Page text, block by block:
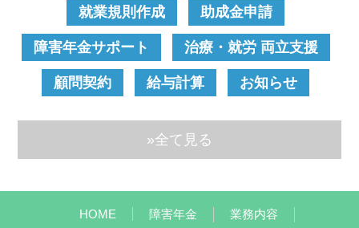
就業規則作成 助成金申請
障害年金サポート 治療・就労 両立支援
顧問契約 給与計算 お知らせ
»全て見る
HOME 障害年金 業務内容